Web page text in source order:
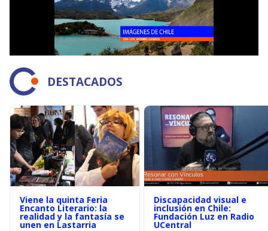
DESTACADOS
Viene la quinta Feria
Encanto Literario: la
realidad y la fantasía se
unen en Lastarria
Discapacidad visual e
inclusión en Chile:
Fundación Luz en Radio
UCentral